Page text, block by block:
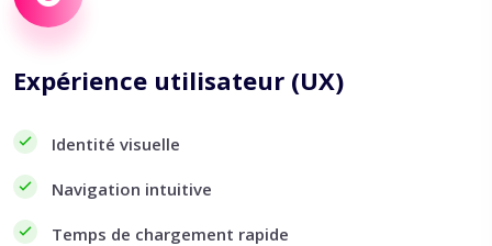
Expérience utilisateur (UX)
Identité visuelle
Navigation intuitive
Temps de chargement rapide